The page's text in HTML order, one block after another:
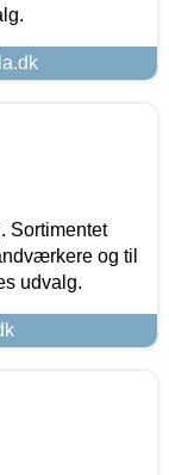
Sortimentet
og til
udvalg.